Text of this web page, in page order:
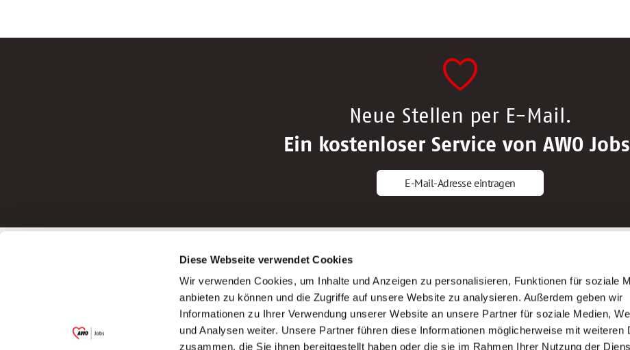
Diese Webseite verwendet Cookies
Wir verwenden Cookies, um Inhalte und Anzeigen zu personalisieren, Funktionen für soziale
anbieten zu können und die Zugriffe auf unsere Website zu analysieren. Außerdem geben wir
Informationen zu Ihrer Verwendung unserer Website an unsere Partner für soziale Medien,
und Analysen weiter. Unsere Partner führen diese Informationen möglicherweise mit weiteren
zusammen, die Sie ihnen bereitgestellt haben oder die sie im Rahmen Ihrer Nutzung der
Neue Stellen per E-Mail.
Ein kostenloser Service von AWO
E-Mail-Adresse eintragen
Garitz Bewirtschaftungsbetriebe GmbH
(Ein Tochterunternehmen des AWO
Bezirksverbandes Unterfranken e.V.)
Bewerbungstipps
Bewerbung als Altenpfleger*in
Bewerbung als Krankenpfleger*in
Bewerbung als Altenpflegehelfer*in
Bewerbung als Erzieher*in
AWO Gliederungen nach Bundesland
Stellenangebote nach Bundesländern
Sitemap
Impressum
Datenschutz